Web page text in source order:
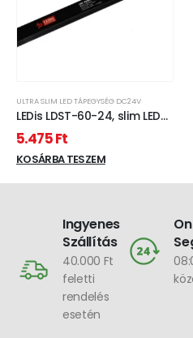
ULTRA SLIM LED TÁPEGYSÉG DC24V
LEDis LDST-60-24, slim LED
tápegység 60W / 24V
5.475Ft
KOSÁRBA TESZEM
Ingyenes
Szállítás
40.000 Ft
feletti
rendelés
esetén